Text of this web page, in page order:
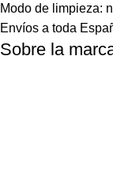
Modo de limpieza:
Envíos a toda
Sobre la